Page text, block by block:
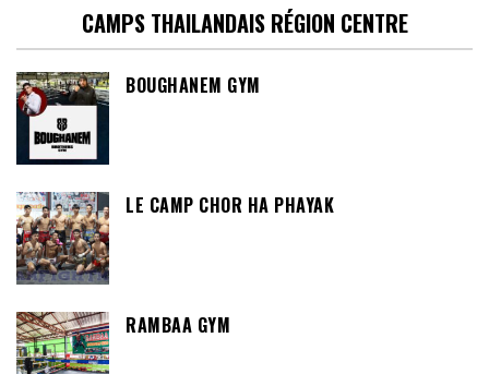
CAMPS THAILANDAIS RÉGION CENTRE
BOUGHANEM GYM
LE CAMP CHOR HA PHAYAK
RAMBAA GYM